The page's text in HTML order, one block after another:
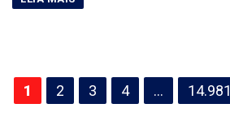
Paginação
de
1 2 3 4 … 14.981